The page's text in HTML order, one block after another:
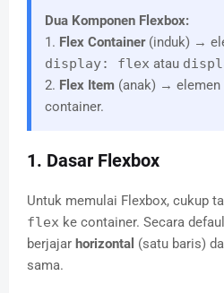
Dua Komponen Flexbox:
1. Flex Container(induk) →
display: flex atau
2. Flex Item (anak) → elemen
container.
1. Dasar Flexbox
Untuk memulai Flexbox, cukup
flex ke container. Secara
berjajar horizontal (satu baris)
sama.